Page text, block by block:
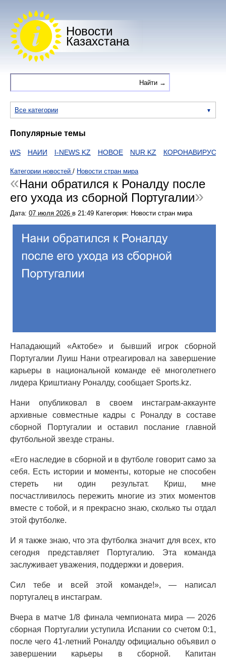
Новости
Казахстана
Все категории
Популярные темы
НАИИ I-NEWS KZ НОВОЕ NUR KZ КОРОНАВИРУС
Категории новостей / Новости стран мира
Нани обратился к Роналду после
его ухода из сборной Португалии
Дата: 07 июля 2026 в 21:49 Категория: Новости стран мира
Нападающий «Актобе» и бывший игрок сборной
Португалии Луиш Нани отреагировал на завершение
карьеры в национальной команде её многолетнего
лидера Криштиану Роналду, сообщает Sports.kz.
Нани опубликовал в своем инстаграм-аккаунте
архивные совместные кадры с Роналду в составе
сборной Португалии и оставил послание главной
футбольной звезде страны.
«Его наследие в сборной и в футболе говорит само за
себя. Есть истории и моменты, которые не способен
стереть ни один результат. Криш, мне
посчастливилось пережить многие из этих моментов
вместе с тобой, и я прекрасно знаю, сколько ты отдал
этой футболке.
И я также знаю, что эта футболка значит для всех, кто
сегодня представляет Португалию. Эта команда
заслуживает уважения, поддержки и доверия.
Сил тебе и всей этой команде!», — написал
португалец в инстаграм.
Вчера в матче 1/8 финала чемпионата мира — 2026
сборная Португалии уступила Испании со счетом 0:1,
после чего 41-летний Роналду официально объявил о
завершении карьеры в сборной. Капитан